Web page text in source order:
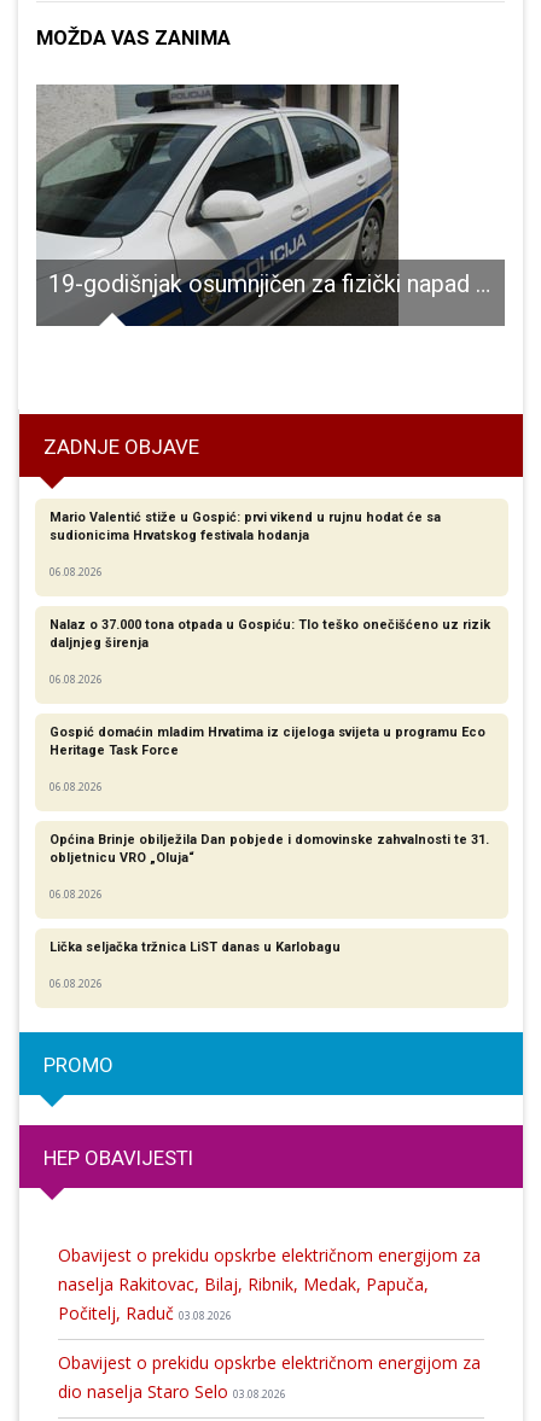
MOŽDA VAS ZANIMA
19-godišnjak osumnjičen za fizički napad na policajca na odmorištu Zir
ZADNJE OBJAVE
Mario Valentić stiže u Gospić: prvi vikend u rujnu hodat će sa
sudionicima Hrvatskog festivala hodanja
06.08.2026
Nalaz o 37.000 tona otpada u Gospiću: Tlo teško onečišćeno uz rizik
daljnjeg širenja
06.08.2026
Gospić domaćin mladim Hrvatima iz cijeloga svijeta u programu Eco
Heritage Task Force
06.08.2026
Općina Brinje obilježila Dan pobjede i domovinske zahvalnosti te 31.
obljetnicu VRO „Oluja“
06.08.2026
Lička seljačka tržnica LiST danas u Karlobagu
06.08.2026
PROMO
HEP OBAVIJESTI
Obavijest o prekidu opskrbe električnom energijom za
naselja Rakitovac, Bilaj, Ribnik, Medak, Papuča,
Počitelj, Raduč 03.08.2026
Obavijest o prekidu opskrbe električnom energijom za
dio naselja Staro Selo 03.08.2026